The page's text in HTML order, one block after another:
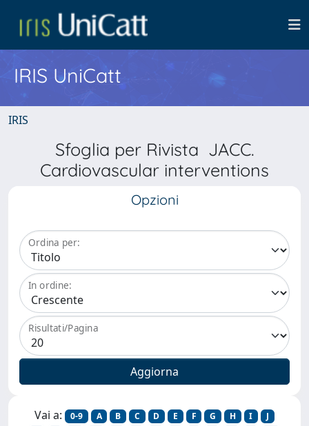
IRIS UniCatt
IRIS
Sfoglia per Rivista JACC.
Cardiovascular interventions
Opzioni
Ordina per:
In ordine:
Risultati/Pagina
Vai a: 0-9 A B C D E F G H I
J